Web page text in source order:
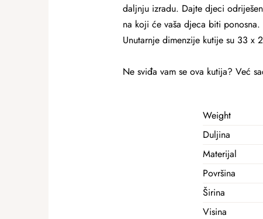
daljnju izradu. Dajte djeci
na koji će vaša djeca biti
Unutarnje dimenzije kutije su 33 x
Ne sviđa vam se ova kutija? Već
Weight
Duljina
Materijal
Površina
Širina
Visina